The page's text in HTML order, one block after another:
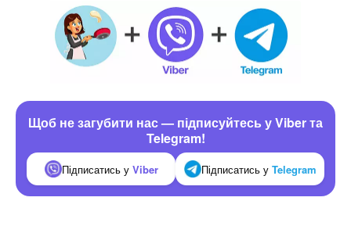
Щоб не загубити нас — підписуйтесь у Viber та
Telegram!
Підписатись у Viber Підписатись у Telegram